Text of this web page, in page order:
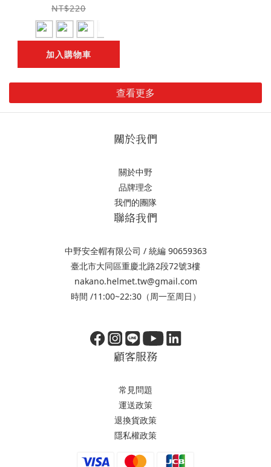
NT$220
加入購物車
查看更多
關於我們
關於中野
品牌理念
我們的團隊
聯絡我們
中野安全帽有限公司 / 統編 90659363
臺北市大同區重慶北路2段72號3樓
nakano.helmet.tw@gmail.com
時間 /11:00~22:30（周一至周日）
顧客服務
常見問題
運送政策
退換貨政策
隱私權政策